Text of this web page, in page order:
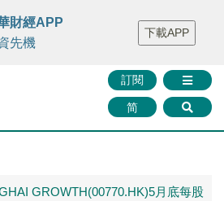
FINMETA 財華證券 媒體矩陣
智庫沙龍
聯絡我們
訂閱
简
財經APP
先機
下載APP
GROWTH(00770.HK)5月底每股